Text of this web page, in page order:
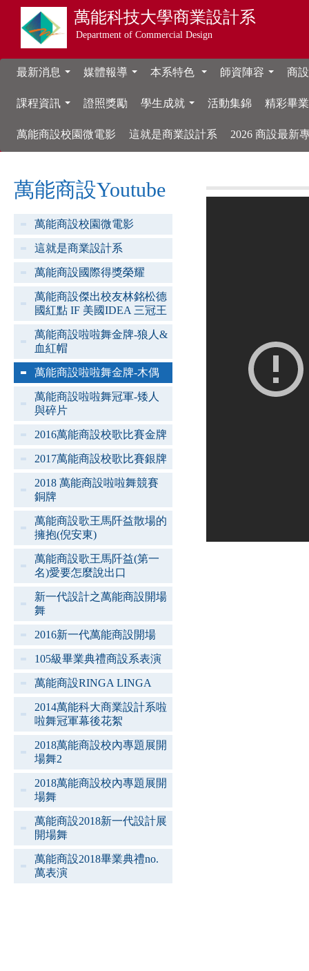
萬能科技大學商業設計系
Department of Commercial Design
最新消息 媒體報導 本系特色 師資陣容 商
課程資訊 證照獎勵 學生成就 活動集錦 精彩畢
萬能商設校園微電影 這就是商業設計系 2026 商設最新
萬能商設Youtube
萬能商設校園微電影
這就是商業設計系
萬能商設國際得獎榮耀
萬能商設傑出校友林銘松德
國紅點 IF 美國IDEA 三冠王
萬能商設啦啦舞金牌-狼人&
血紅帽
萬能商設啦啦舞金牌-木偶
萬能商設啦啦舞冠軍-矮人
與碎片
2016萬能商設校歌比賽金牌
2017萬能商設校歌比賽銀牌
2018 萬能商設啦啦舞競賽
銅牌
萬能商設歌王馬阡益散場的
擁抱(倪安東)
萬能商設歌王馬阡益(第一
名)愛要怎麼說出口
新一代設計之萬能商設開場
舞
2016新一代萬能商設開場
105級畢業典禮商設系表演
萬能商設RINGA LINGA
2014萬能科大商業設計系啦
啦舞冠軍幕後花絮
2018萬能商設校內專題展開
場舞2
2018萬能商設校內專題展開
場舞
萬能商設2018新一代設計展
開場舞
萬能商設2018畢業典禮no.
萬表演